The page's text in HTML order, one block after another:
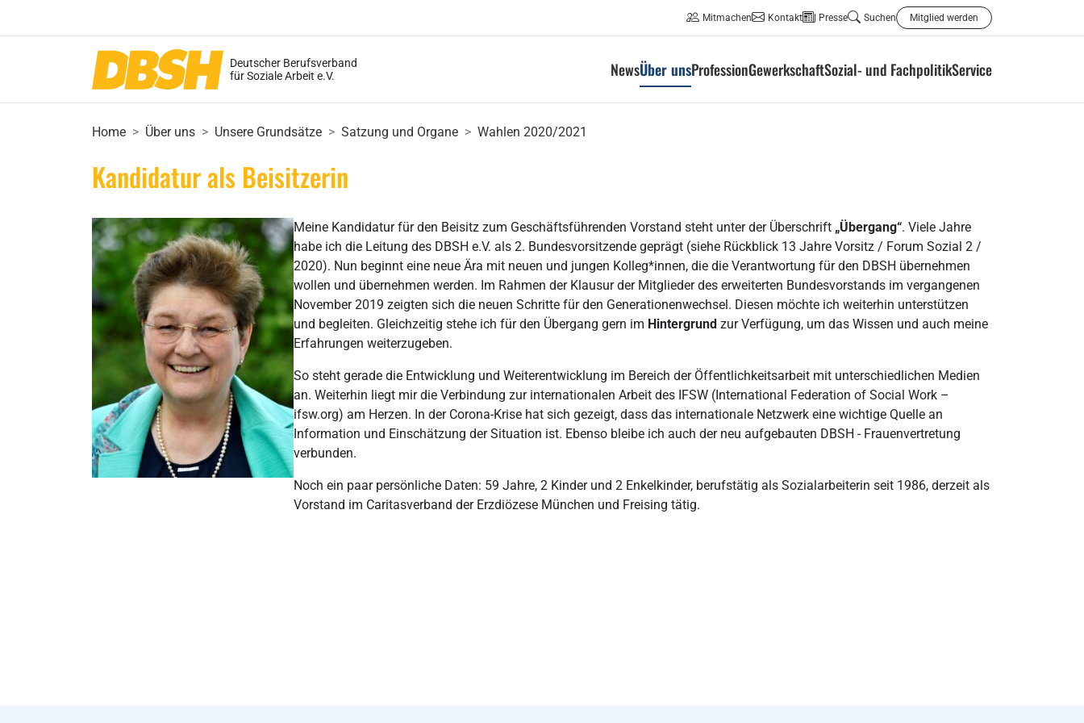
Mitmachen Kontakt Presse Suchen Mitglied werden
Deutscher Berufsverband
für Soziale Arbeit e.V.
NewsÜber unsProfessionGewerkschaftSozial- und FachpolitikService
Home Über uns Unsere Grundsätze Satzung und Organe Wahlen 2020/2021
Kandidatur als Beisitzerin
Meine Kandidatur für den Beisitz zum Geschäftsführenden Vorstand steht unter der Überschrift „Übergang“. Viele Jahre
habe ich die Leitung des DBSH e.V. als 2. Bundesvorsitzende geprägt (siehe Rückblick 13 Jahre Vorsitz / Forum Sozial 2 /
2020). Nun beginnt eine neue Ära mit neuen und jungen Kolleg*innen, die die Verantwortung für den DBSH übernehmen
wollen und übernehmen werden. Im Rahmen der Klausur der Mitglieder des erweiterten Bundesvorstands im vergangenen
November 2019 zeigten sich die neuen Schritte für den Generationenwechsel. Diesen möchte ich weiterhin unterstützen
und begleiten. Gleichzeitig stehe ich für den Übergang gern im Hintergrund zur Verfügung, um das Wissen und auch meine
Erfahrungen weiterzugeben.
So steht gerade die Entwicklung und Weiterentwicklung im Bereich der Öffentlichkeitsarbeit mit unterschiedlichen Medien
an. Weiterhin liegt mir die Verbindung zur internationalen Arbeit des IFSW (International Federation of Social Work –
ifsw.org) am Herzen. In der Corona-Krise hat sich gezeigt, dass das internationale Netzwerk eine wichtige Quelle an
Information und Einschätzung der Situation ist. Ebenso bleibe ich auch der neu aufgebauten DBSH - Frauenvertretung
verbunden.
Noch ein paar persönliche Daten: 59 Jahre, 2 Kinder und 2 Enkelkinder, berufstätig als Sozialarbeiterin seit 1986, derzeit als
Vorstand im Caritasverband der Erzdiözese München und Freising tätig.